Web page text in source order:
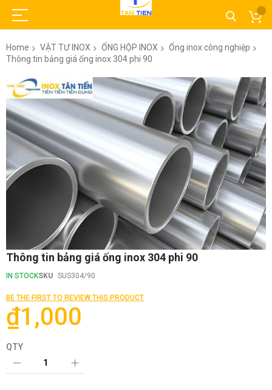
Home VẬT TƯ INOX ỐNG HỘP INOX
Ống inox công nghiệp
Thông tin bảng giá ống inox 304 phi 90
Skip
to
the
end
of
the
images
Skip
the
of
the
images
gallery
Thông tin bảng giá ống inox 304 phi 90
IN STOCKSKU SUS304/90
BE THE FIRST TO REVIEW THIS PRODUCT
₫1,000
QTY